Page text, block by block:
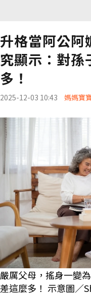
升格當阿公阿
究顯示：對孫
多！
2025-12-03 10:43 媽媽寶
嚴厲父母，搖身一變
差這麼多！ 示意圖